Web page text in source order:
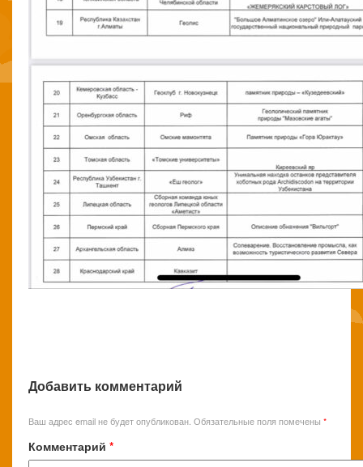
Добавить комментарий
Ваш адрес email не будет опубликован. Обязательные поля помечены *
Комментарий *